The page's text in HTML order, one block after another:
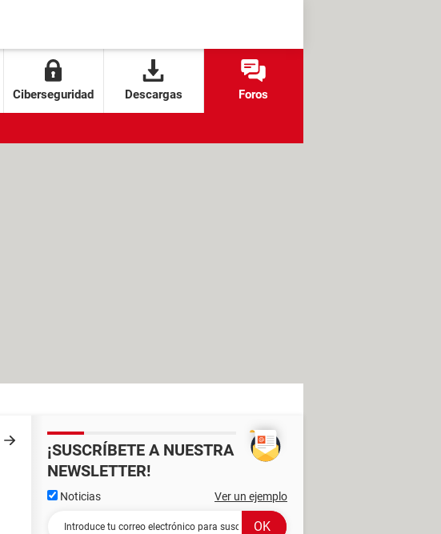
Ciberseguridad Descargas Foros
¡SUSCRÍBETE A NUESTRA
NEWSLETTER!
Noticias Ver un ejemplo